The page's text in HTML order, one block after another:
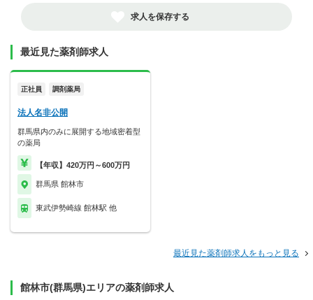
求人を保存する
最近見た薬剤師求人
正社員 調剤薬局
法人名非公開
群馬県内のみに展開する地域密着型
の薬局
【年収】420万円～600万円
群馬県 館林市
東武伊勢崎線 館林駅 他
最近見た薬剤師求人をもっと見る
館林市(群馬県)エリアの薬剤師求人